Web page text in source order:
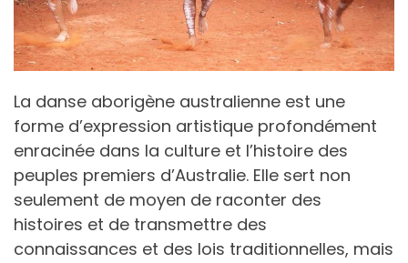
La danse aborigène australienne est une
forme d’expression artistique profondément
enracinée dans la culture et l’histoire des
peuples premiers d’Australie. Elle sert non
seulement de moyen de raconter des
histoires et de transmettre des
connaissances et des lois traditionnelles, mais